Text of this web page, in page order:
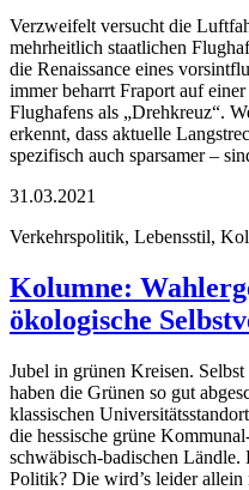
Verzweifelt versucht die
mehrheitlich staatlichen
die Renaissance eines
immer beharrt Fraport auf
Flughafens als „Drehkreuz“.
erkennt, dass aktuelle
spezifisch auch sparsamer –
31.03.2021
Verkehrspolitik, Lebensstil,
Kolumne:
ökologische
Jubel in grünen Kreisen.
haben die Grünen so gut
klassischen
die hessische grüne
schwäbisch-badischen
Politik? Die wird’s leider